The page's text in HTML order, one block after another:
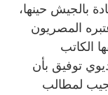
بالجيش حينها،
المصريون
الكاتب
توفيق بأن
لمطالب